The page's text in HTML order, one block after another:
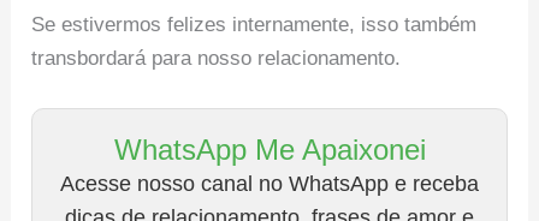
Se estivermos felizes internamente, isso também
transbordará para nosso relacionamento.
WhatsApp Me Apaixonei
Acesse nosso canal no WhatsApp e receba